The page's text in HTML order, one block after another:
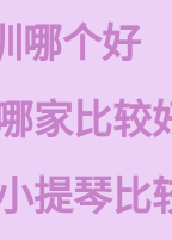
哪个好
家比较
提琴比